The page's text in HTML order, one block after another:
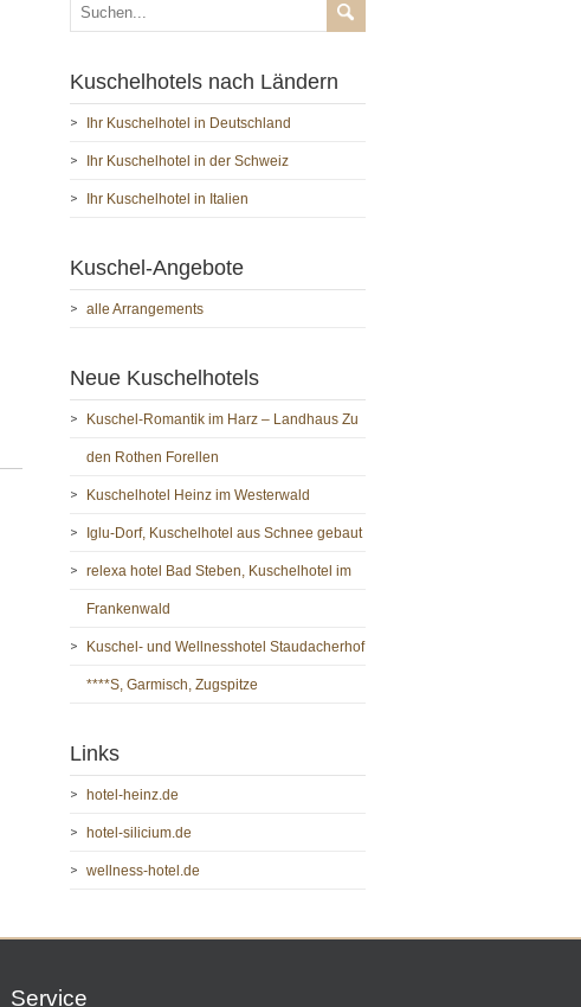
Kuschelhotels nach Ländern
Ihr Kuschelhotel in Deutschland
Ihr Kuschelhotel in der Schweiz
Ihr Kuschelhotel in Italien
Kuschel-Angebote
alle Arrangements
Neue Kuschelhotels
Kuschel-Romantik im Harz – Landhaus Zu
den Rothen Forellen
Kuschelhotel Heinz im Westerwald
Iglu-Dorf, Kuschelhotel aus Schnee gebaut
relexa hotel Bad Steben, Kuschelhotel im
Frankenwald
Kuschel- und Wellnesshotel Staudacherhof
****S, Garmisch, Zugspitze
Links
hotel-heinz.de
hotel-silicium.de
wellness-hotel.de
Service